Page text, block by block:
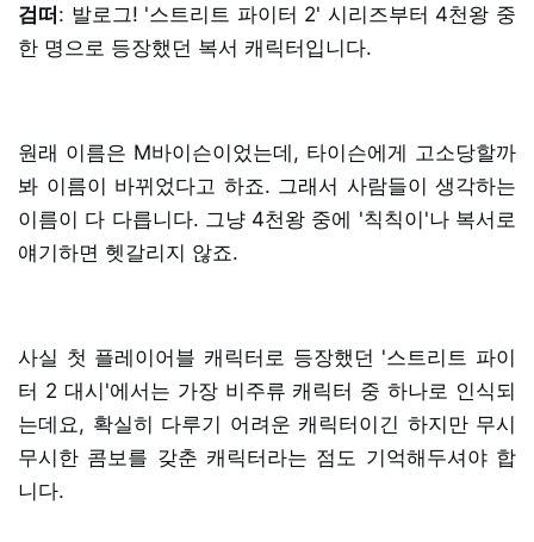
검떠: 발로그! '스트리트 파이터 2' 시리즈부터 4천왕 중
한 명으로 등장했던 복서 캐릭터입니다.
원래 이름은 M바이슨이었는데, 타이슨에게 고소당할까
봐 이름이 바뀌었다고 하죠. 그래서 사람들이 생각하는
이름이 다 다릅니다. 그냥 4천왕 중에 '칙칙이'나 복서로
얘기하면 헷갈리지 않죠.
사실 첫 플레이어블 캐릭터로 등장했던 '스트리트 파이
터 2 대시'에서는 가장 비주류 캐릭터 중 하나로 인식되
는데요, 확실히 다루기 어려운 캐릭터이긴 하지만 무시
무시한 콤보를 갖춘 캐릭터라는 점도 기억해두셔야 합
니다.